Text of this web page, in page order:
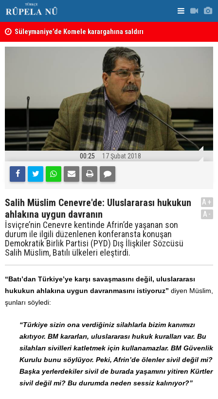
Süleymaniye’de Komele karargahına saldırı
sonuçlar
00:25 17 Şubat 2018
Salih Müslim Cenevre'de: Uluslararası hukukun
ahlakına uygun davranın
İsviçre’nin Cenevre kentinde Afrin’de yaşanan son
durum ile ilgili düzenlenen konferansta konuşan
Demokratik Birlik Partisi (PYD) Dış İlişkiler Sözcüsü
Salih Müslim, Batılı ülkeleri eleştirdi.
A+
A-
“Batı’dan Türkiye’ye karşı savaşmasını değil, uluslararası
hukukun ahlakına uygun davranmasını istiyoruz” diyen Müslim,
şunları söyledi:
“Türkiye sizin ona verdiğiniz silahlarla bizim kanımızı
akıtıyor. BM kararları, uluslararası hukuk kuralları var. Bu
silahları sivilleri katletmek için kullanamazlar. BM Güvenlik
Kurulu bunu söylüyor. Peki, Afrin’de ölenler sivil değil mi?
Başka yerlerdekiler sivil de burada yaşamını yitiren Kürtler
sivil değil mi? Bu durumda neden sessiz kalınıyor?”